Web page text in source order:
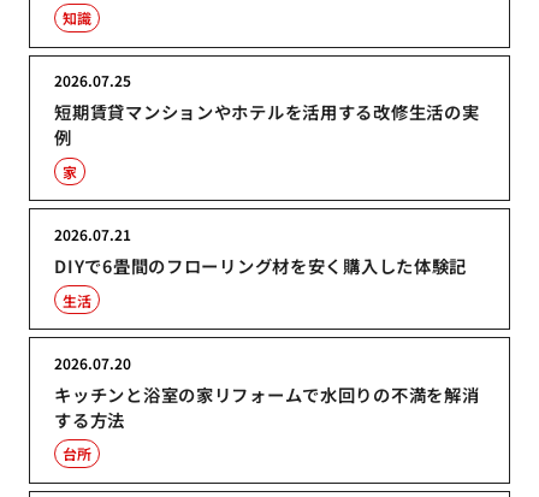
知識
短期賃貸マンションやホテルを活用する改修生活の実
例
2026.07.25
家
DIYで6畳間のフローリング材を安く購入した体験記
2026.07.21
生活
キッチンと浴室の家リフォームで水回りの不満を解消
する方法
2026.07.20
台所